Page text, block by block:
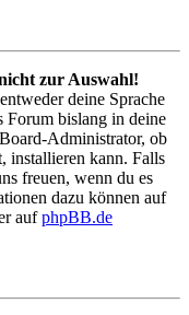
zur Auswahl!
deine Sprache
Forum bislang in deine
Administrator, ob
installieren kann. Falls
freuen, wenn du es
dazu können auf
aufphpBB.de